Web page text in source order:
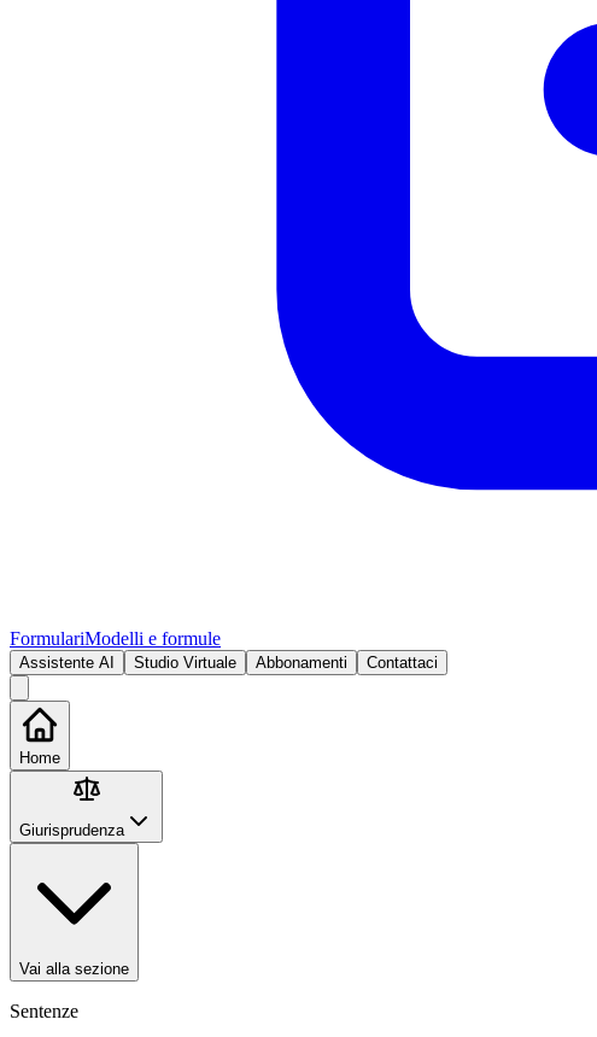
FormulariModelli e formule
Assistente AI Studio Virtuale Abbonamenti Contattaci
Home
Giurisprudenza
Vai alla sezione
Sentenze